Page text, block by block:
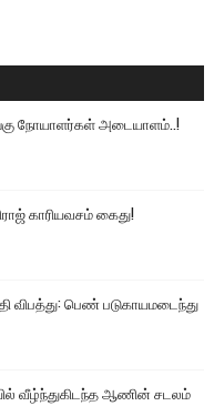
நோயாளர்கள் அடையாளம்..!
காரியவசம் கைது!
விபத்து: பெண் படுகாயமடைந்து
வீழ்ந்துகிடந்த ஆணின் சடலம்